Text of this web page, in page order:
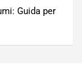
Guida per